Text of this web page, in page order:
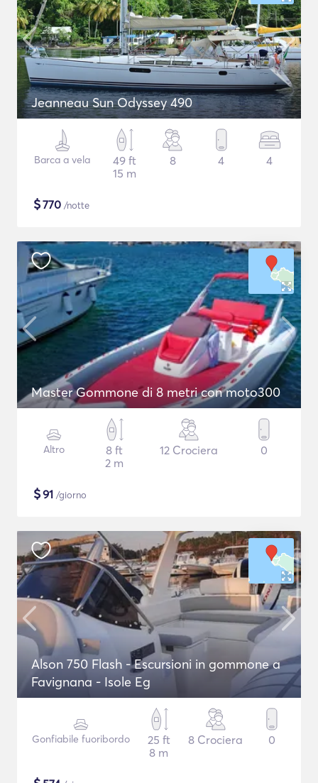
Jeanneau Sun Odyssey 490
Barca a vela
49 ft
15 m
8 4 4
$770 /notte
Master Gommone di 8 metri con moto300
Altro
8 ft
2 m
12 Crociera 0
$91 /giorno
Alson 750 Flash - Escursioni in gommone a
Favignana - Isole Eg
Gonfiabile fuoribordo
25 ft
8 m
8 Crociera 0